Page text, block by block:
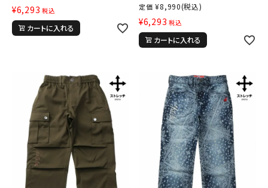
¥6,293 税込
カートに入れる
定価 ¥8,990(税込)
¥6,293 税込
カートに入れる